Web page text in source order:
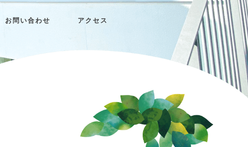
お問い合わせ アクセス